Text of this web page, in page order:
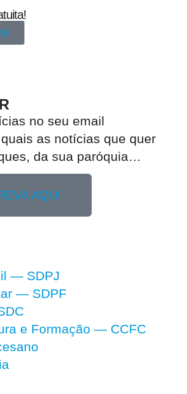
no seu email​
as notícias que quer
da sua paróquia…
AQUI
— SDPJ
— SDPF
e Formação — CCFC